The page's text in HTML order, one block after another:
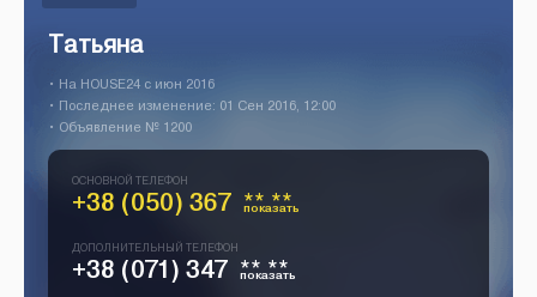
Татьяна
• На HOUSE24 c июн 2016
• Последнее изменение: 01 Сен 2016, 12:00
• Объявление № 1200
ОСНОВНОЙ ТЕЛЕФОН
+38 (050) 367 ** **
показать
ДОПОЛНИТЕЛЬНЫЙ ТЕЛЕФОН
+38 (071) 347 ** **
показать